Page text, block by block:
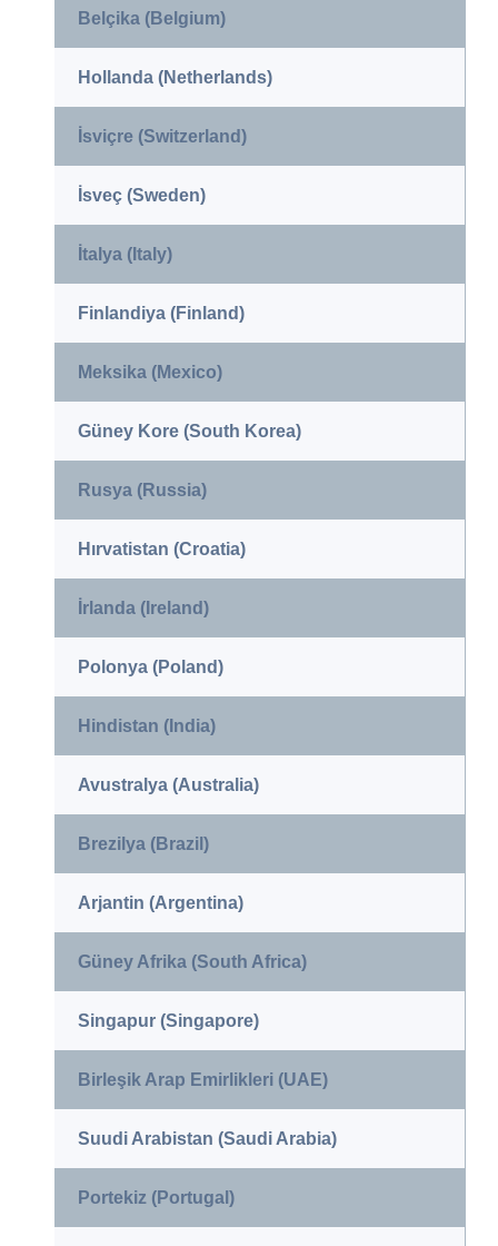
Belçika (Belgium)
Hollanda (Netherlands)
İsviçre (Switzerland)
İsveç (Sweden)
İtalya (Italy)
Finlandiya (Finland)
Meksika (Mexico)
Güney Kore (South Korea)
Rusya (Russia)
Hırvatistan (Croatia)
İrlanda (Ireland)
Polonya (Poland)
Hindistan (India)
Avustralya (Australia)
Brezilya (Brazil)
Arjantin (Argentina)
Güney Afrika (South Africa)
Singapur (Singapore)
Birleşik Arap Emirlikleri (UAE)
Suudi Arabistan (Saudi Arabia)
Portekiz (Portugal)